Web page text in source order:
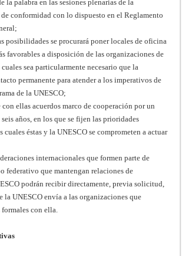
la palabra en las sesiones plenarias de la
conformidad con lo dispuesto en el Reglamento
posibilidades se procurará poner locales de oficina
favorables a disposición de las organizaciones de
sea particularmente necesario que la
permanente para atender a los imperativos de
de la UNESCO;
ellas acuerdos marco de cooperación por un
años, en los que se fijen las prioridades
cuales éstas y la UNESCO se comprometen a actuar
internacionales que formen parte de
federativo que mantengan relaciones de
podrán recibir directamente, previa solicitud,
la UNESCO envía a las organizaciones que
con ella.